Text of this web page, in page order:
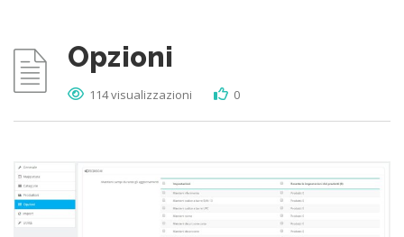
Opzioni
114 visualizzazioni 0